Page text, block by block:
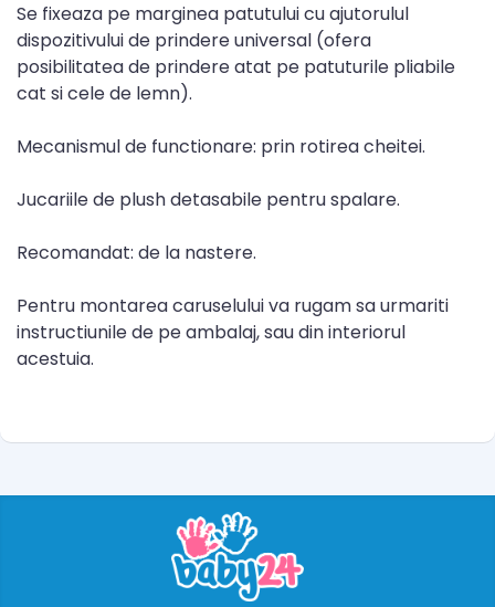
Se fixeaza pe marginea patutului cu ajutorulul
dispozitivului de prindere universal (ofera
posibilitatea de prindere atat pe patuturile pliabile
cat si cele de lemn).
Mecanismul de functionare: prin rotirea cheitei.
Jucariile de plush detasabile pentru spalare.
Recomandat: de la nastere.
Pentru montarea caruselului va rugam sa urmariti
instructiunile de pe ambalaj, sau din interiorul
acestuia.